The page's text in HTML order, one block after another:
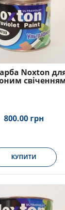
Noxton
свіченням
800.00 грн
КУПИТИ